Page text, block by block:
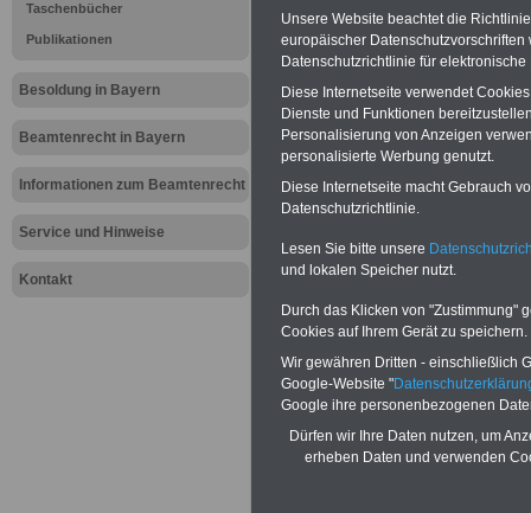
Taschenbücher
Publikationen
Besoldung in Bayern
Beamtenrecht in Bayern
Informationen zum Beamtenrecht
Service und Hinweise
Kontakt
Meldung
BEHÖRDEN-ABOmit drei
nur 25,00 Euro: Wissenswertes für
sorgungsrecht (Bund/Länder) sowie
Beihilferecht in Bund und Ländern.
drei Ratgeber sind übersichtlich
und erläutern auch komplizierte
Sachverhalte ver-ständlich (auch für
Mitarbeiterinnen und Mitarbeiter
öffentlichen Dienstes im Freistaat
Bayern
geeignet).
BEHÖRDEN-ABO
hier bestellen
Unsere Website beachtet die
europäischer
Datenschutzrichtlinie für
Diese Internetseite verwendet
Dienste und Funktionen
Personalisierung von Anzeigen
personalisierte Werbung genutzt.
Diese Internetseite macht Gebrauch
Datenschutzrichtlinie.
Lesen Sie bitte unsere
und lokalen Speicher nutzt.
Durch das Klicken von "Zustimmung"
Cookies auf Ihrem Gerät zu speichern.
Wir gewähren Dritten - einschließlich
Google-Website "
Google ihre personenbezogenen
Dürfen wir Ihre Daten nutzen, um
erheben Daten und verwenden